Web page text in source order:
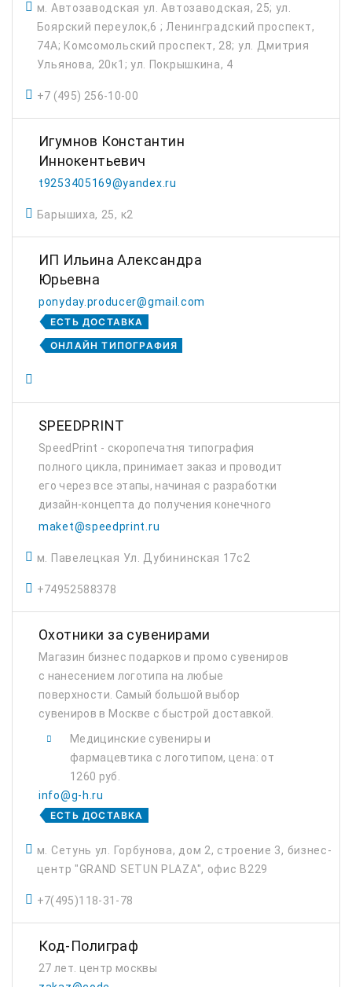
м. Автозаводская ул. Автозаводская, 25; ул.
Боярский переулок,6 ; Ленинградский проспект,
74А; Комсомольский проспект, 28; ул. Дмитрия
Ульянова, 20к1; ул. Покрышкина, 4
+7 (495) 256-10-00
Игумнов Константин
Иннокентьевич
t9253405169@yandex.ru
Барышиха, 25, к2
ИП Ильина Александра
Юрьевна
ponyday.producer@gmail.com
ЕСТЬ ДОСТАВКА
ОНЛАЙН ТИПОГРАФИЯ
SPEEDPRINT
SpeedPrint - скоропечатня типография
полного цикла, принимает заказ и проводит
его через все этапы, начиная с разработки
дизайн-концепта до получения конечного
изделия. Заказчик может прийти к нам
продукцию. Осно...
maket@speedprint.ru
м. Павелецкая Ул. Дубининская 17с2
+74952588378
Охотники за сувенирами
Магазин бизнес подарков и промо сувениров
с нанесением логотипа на любые
поверхности. Самый большой выбор
сувениров в Москве с быстрой доставкой.
Медицинские сувениры и
фармацевтика с логотипом, цена: от
1260 руб.
info@g-h.ru
ЕСТЬ ДОСТАВКА
м. Сетунь ул. Горбунова, дом 2, строение 3, бизнес-
центр "GRAND SETUN PLAZA", офис B229
+7(495)118-31-78
Код-Полиграф
27 лет. центр москвы